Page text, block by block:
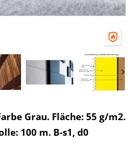
Grau. Fläche: 55 g/m2.
100 m. B-s1, d0